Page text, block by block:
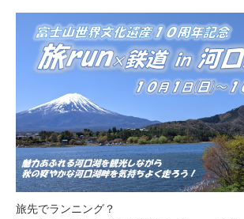
特集
中央線フェス
イベント情報
旅先でランニング？